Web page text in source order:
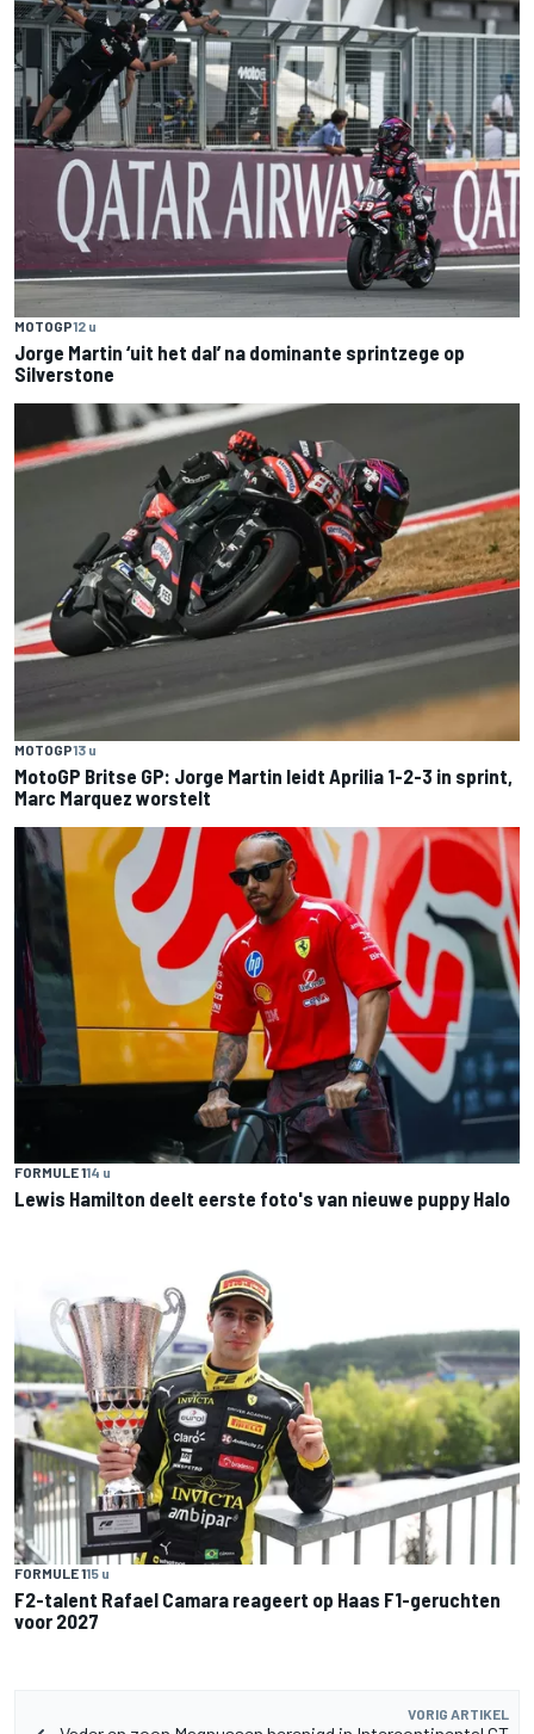
MOTOGP12 u
Jorge Martin ‘uit het dal’ na dominante sprintzege op
Silverstone
MOTOGP13 u
MotoGP Britse GP: Jorge Martin leidt Aprilia 1-2-3 in sprint,
Marc Marquez worstelt
FORMULE 114 u
Lewis Hamilton deelt eerste foto's van nieuwe puppy Halo
FORMULE 115 u
F2-talent Rafael Camara reageert op Haas F1-geruchten
voor 2027
VORIG ARTIKEL